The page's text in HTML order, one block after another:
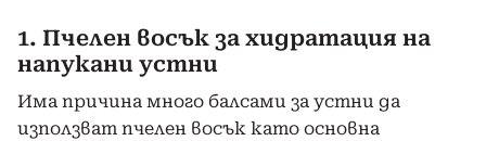
1. Пчелен восък за хидратация на
напукани устни
Има причина много балсами за устни да
използват пчелен восък като основна